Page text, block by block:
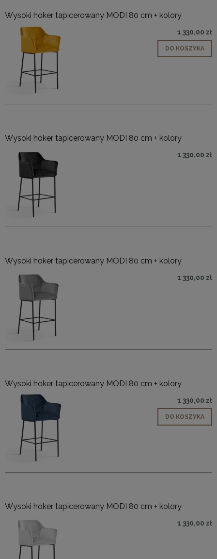
Wysoki hoker tapicerowany MODI 80 cm + kolory
1 330,00 zł
DO KOSZYKA
Wysoki hoker tapicerowany MODI 80 cm + kolory
1 330,00 zł
Wysoki hoker tapicerowany MODI 80 cm + kolory
1 330,00 zł
Wysoki hoker tapicerowany MODI 80 cm + kolory
1 330,00 zł
DO KOSZYKA
Wysoki hoker tapicerowany MODI 80 cm + kolory
1 330,00 zł